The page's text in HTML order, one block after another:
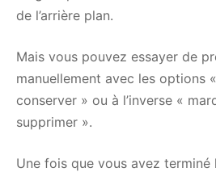
de l’arrière plan.
Mais vous pouvez essayer de
manuellement avec les options
conserver » ou à l’inverse «
supprimer ».
Une fois que vous avez terminé